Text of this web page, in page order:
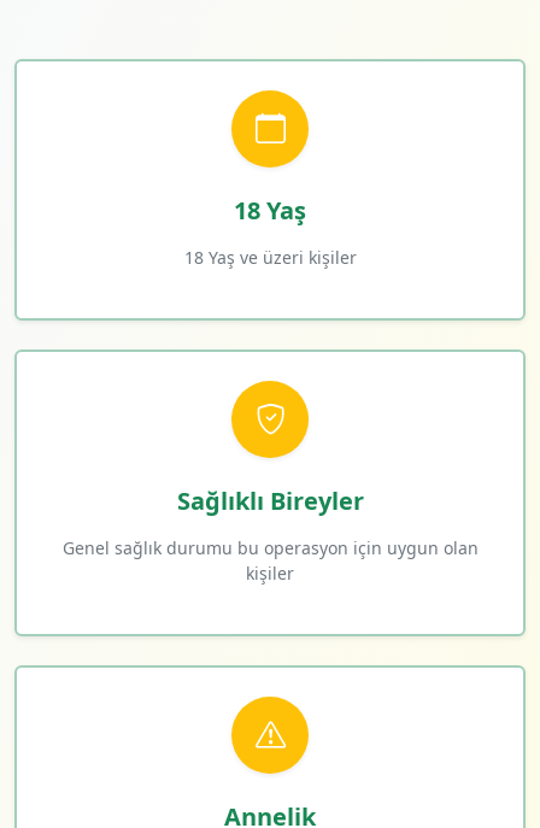
18 Yaş
18 Yaş ve üzeri kişiler
Sağlıklı Bireyler
Genel sağlık durumu bu operasyon için uygun olan
kişiler
Annelik